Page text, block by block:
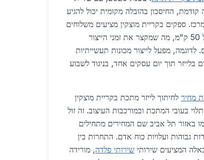
לשנה קודמת, החיסכון בהובלה מקומית יכול להגיע
מהמרכז. ספקים בקריית מוצקין מציעים משלוחים
תוך 24-48 שעות בתוך הרדיוס של 50 ק"מ, מה שמקצר את זמני הייצור
לדוגמה, מפעל לייצור מכונות תעשייתיות
בלייזר תוך יום עסקים אחד, בניגוד לשבוע
מחיר לחיתוך לייזר מתכת בקריית מוצקין
רבוע, תלוי בעובי המתכת ובמורכבות העיצוב. זה זול
כמו באזור תל אביב שם המחירים מתחילים
גבוהות ועלויות כוח אדם. התחרות בין
המציעים שירותי שירותי פלדה, מורידה